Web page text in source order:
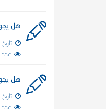
هل
عدد
هل
عدد